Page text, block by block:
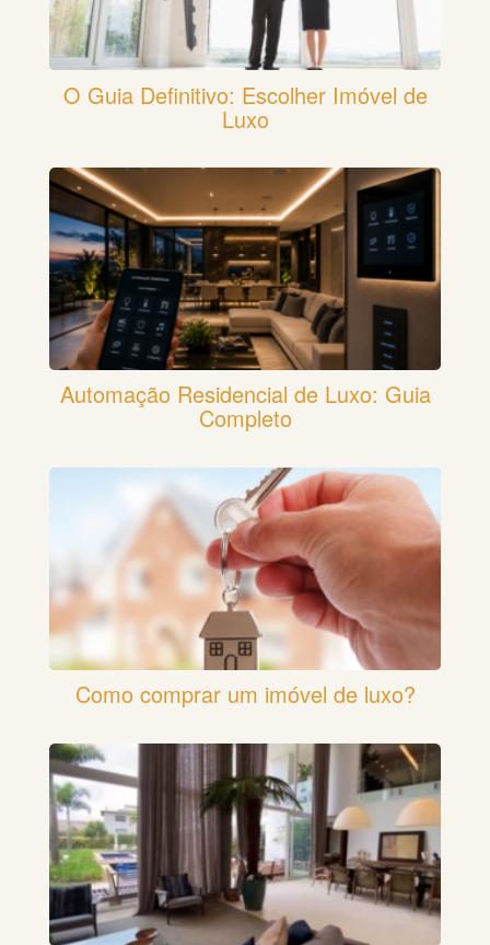
O Guia Definitivo: Escolher Imóvel de
Luxo
Automação Residencial de Luxo: Guia
Completo
Como comprar um imóvel de luxo?